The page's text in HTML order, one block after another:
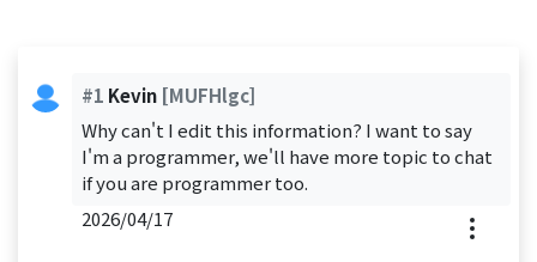
#1 Kevin [MUFHlgc]
Why can't I edit this information? I want to say
I'm a programmer, we'll have more topic to chat
if you are programmer too.
2026/04/17